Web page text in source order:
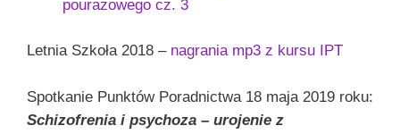
pourazowego cz. 3
Letnia Szkoła 2018 – nagrania mp3 z kursu IPT
Spotkanie Punktów Poradnictwa 18 maja 2019 roku:
Schizofrenia i psychoza – urojenie z